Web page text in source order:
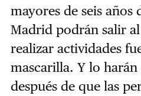
mayores de seis años
Madrid podrán salir
realizar actividades
mascarilla. Y lo harán
después de que las